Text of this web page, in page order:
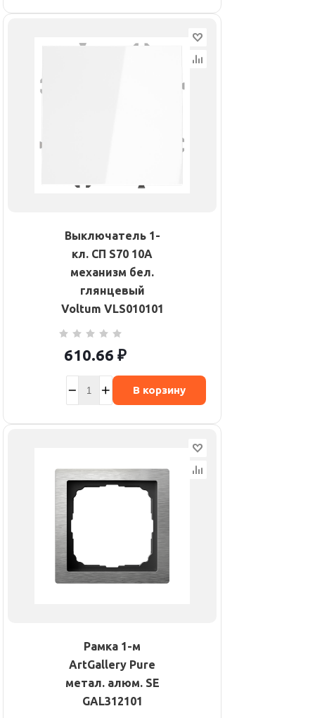
Выключатель 1-
кл. СП S70 10А
механизм бел.
глянцевый
Voltum VLS010101
610.66 ₽
В корзину
Рамка 1-м
ArtGallery Pure
метал. алюм. SE
GAL312101